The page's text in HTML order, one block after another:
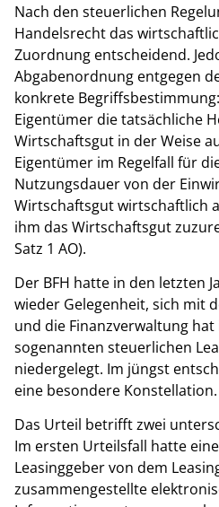
Nach den steuerlichen
Handelsrecht das
Zuordnung entscheidend.
Abgabenordnung entgegen
konkrete
Eigentümer die tatsächliche
Wirtschaftsgut in der Weise
Eigentümer im Regelfall für
Nutzungsdauer von der
Wirtschaftsgut wirtschaftlich
ihm das Wirtschaftsgut
Satz 1 AO).
Der BFH hatte in den letzten
wieder Gelegenheit, sich mit
und die Finanzverwaltung
sogenannten steuerlichen
niedergelegt. Im jüngst
eine besondere Konstellation.
Das Urteil betrifft zwei
Im ersten Urteilsfall hatte eine
Leasinggeber von dem
zusammengestellte